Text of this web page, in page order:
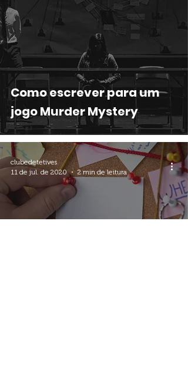
Como escrever para um
jogo Murder Mystery
clubedetetives
11 de jul. de 2020
2 min de leitura